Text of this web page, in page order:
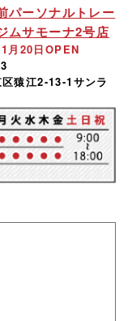
パーソナルトレー
ムサモーナ2号店
月20日OPEN
猿江2-13-1サンラ